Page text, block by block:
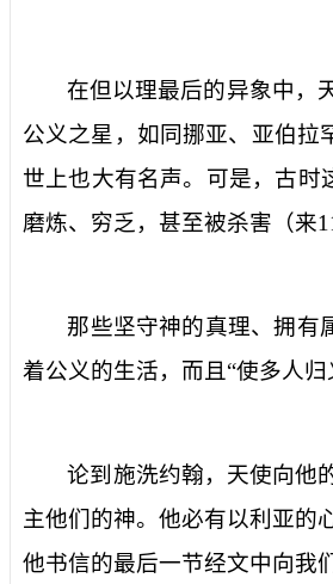
在但以理最后的异象中，
公义之星，如同挪亚、亚伯拉
世上也大有名声。可是，古时
磨炼、穷乏，甚至被杀害（来
那些坚守神的真理、拥有
着公义的生活，而且“使多人
论到施洗约翰，天使向他
主他们的神。他必有以利亚的
他书信的最后一节经文中向我